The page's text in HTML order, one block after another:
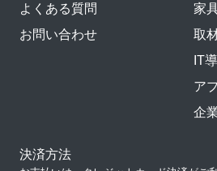
よくある質問
お問い合わせ
家
取
IT
ア
企
決済方法